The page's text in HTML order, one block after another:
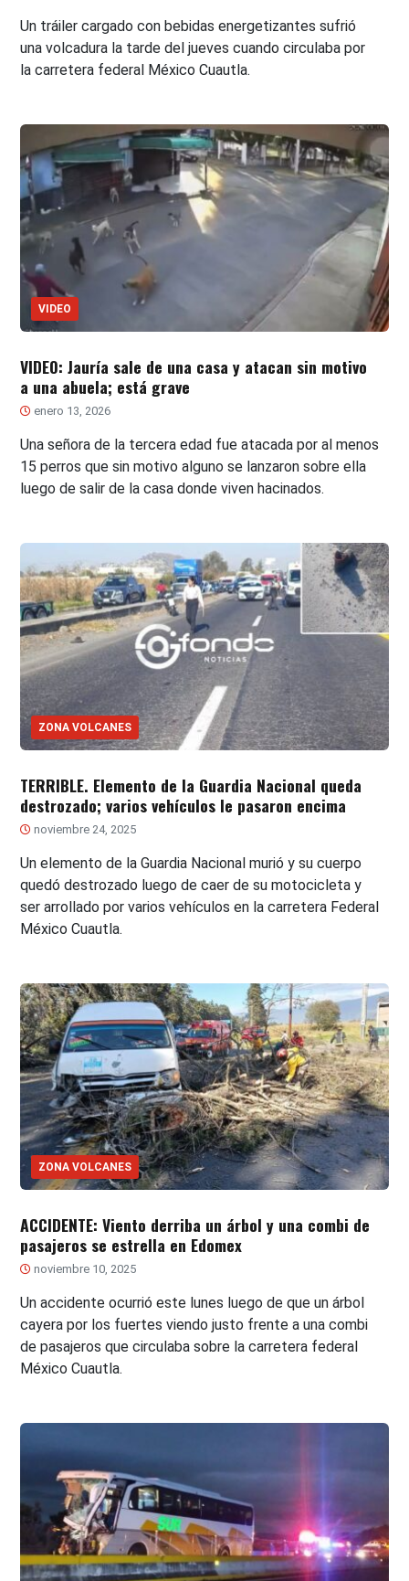
Un tráiler cargado con bebidas energetizantes sufrió
una volcadura la tarde del jueves cuando circulaba por
la carretera federal México Cuautla.
VIDEO
VIDEO: Jauría sale de una casa y atacan sin motivo
a una abuela; está grave
enero 13, 2026
Una señora de la tercera edad fue atacada por al menos
15 perros que sin motivo alguno se lanzaron sobre ella
luego de salir de la casa donde viven hacinados.
ZONA VOLCANES
TERRIBLE. Elemento de la Guardia Nacional queda
destrozado; varios vehículos le pasaron encima
noviembre 24, 2025
Un elemento de la Guardia Nacional murió y su cuerpo
quedó destrozado luego de caer de su motocicleta y
ser arrollado por varios vehículos en la carretera Federal
México Cuautla.
ZONA VOLCANES
ACCIDENTE: Viento derriba un árbol y una combi de
pasajeros se estrella en Edomex
noviembre 10, 2025
Un accidente ocurrió este lunes luego de que un árbol
cayera por los fuertes viendo justo frente a una combi
de pasajeros que circulaba sobre la carretera federal
México Cuautla.